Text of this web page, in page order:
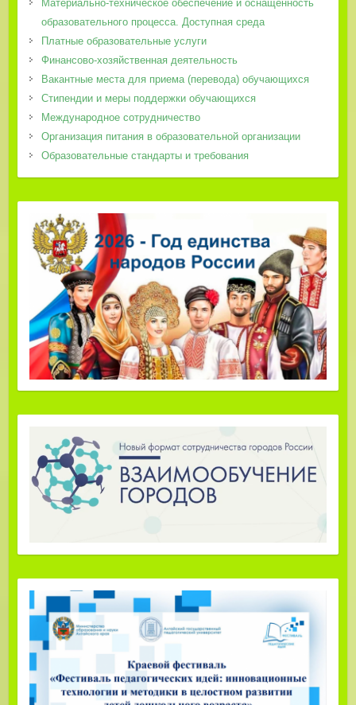
Материально-техническое обеспечение и оснащенность
образовательного процесса. Доступная среда
Платные образовательные услуги
Финансово-хозяйственная деятельность
Вакантные места для приема (перевода) обучающихся
Стипендии и меры поддержки обучающихся
Международное сотрудничество
Организация питания в образовательной организации
Образовательные стандарты и требования